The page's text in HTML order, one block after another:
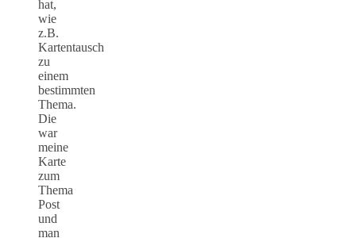
hat,
wie
z.B.
Kartentausch
zu
einem
bestimmten
Thema.
Die
war
meine
Karte
zum
Thema
Post
und
man